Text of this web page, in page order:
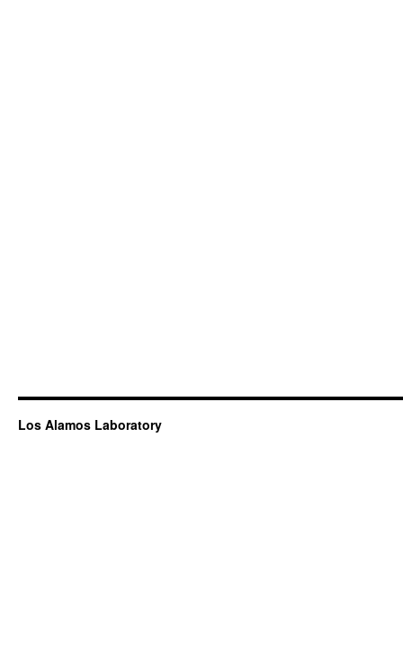
Los Alamos Laboratory